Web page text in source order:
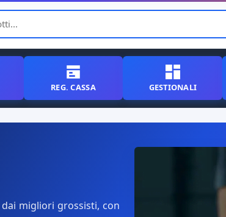
REG. CASSA GESTIONALI
migliori grossisti, con